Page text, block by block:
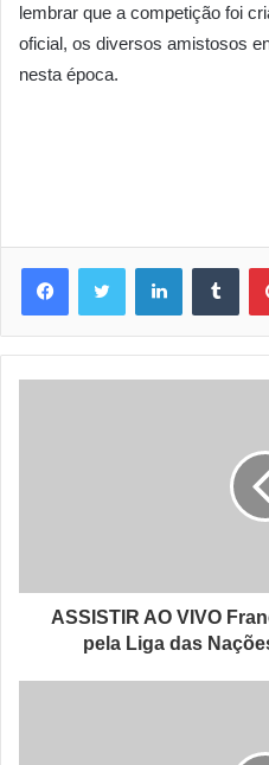
lembrar que a competição foi
oficial, os diversos amistosos
nesta época.
Linkedin
ASSISTIR AO VIVO
pela Liga das